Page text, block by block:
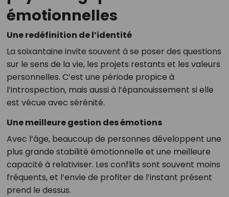
émotionnelles
Une redéfinition de l’identité
La soixantaine invite souvent à se poser des questions
sur le sens de la vie, les projets restants et les valeurs
personnelles. C’est une période propice à
l’introspection, mais aussi à l’épanouissement si elle
est vécue avec sérénité.
Une meilleure gestion des émotions
Avec l’âge, beaucoup de personnes développent une
plus grande stabilité émotionnelle et une meilleure
capacité à relativiser. Les conflits sont souvent moins
fréquents, et l’envie de profiter de l’instant présent
prend le dessus.